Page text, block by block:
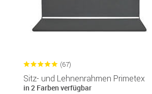
(67)
Sitz- und Lehnenrahmen Primetex
in 2 Farben verfügbar